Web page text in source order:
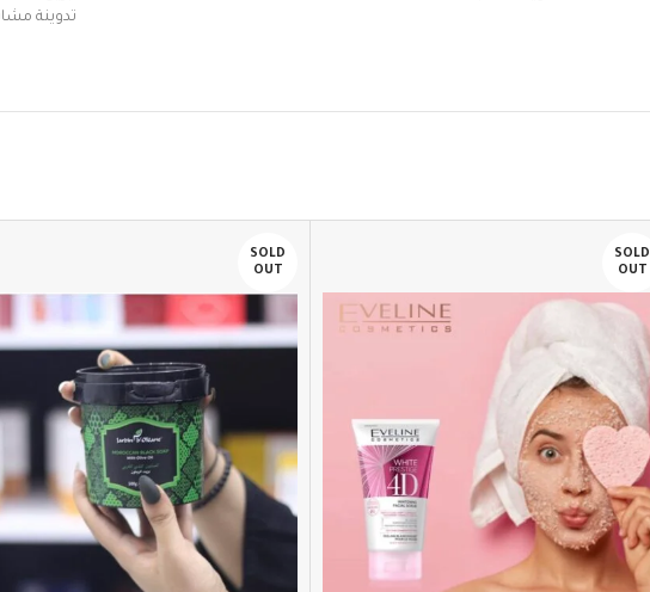
تدوينة
SOLD
OUT
SOLD
OUT